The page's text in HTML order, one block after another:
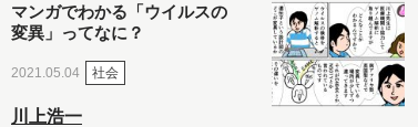
マンガでわかる「ウイルスの
変異」ってなに？
2021.05.04 社会
川上浩一